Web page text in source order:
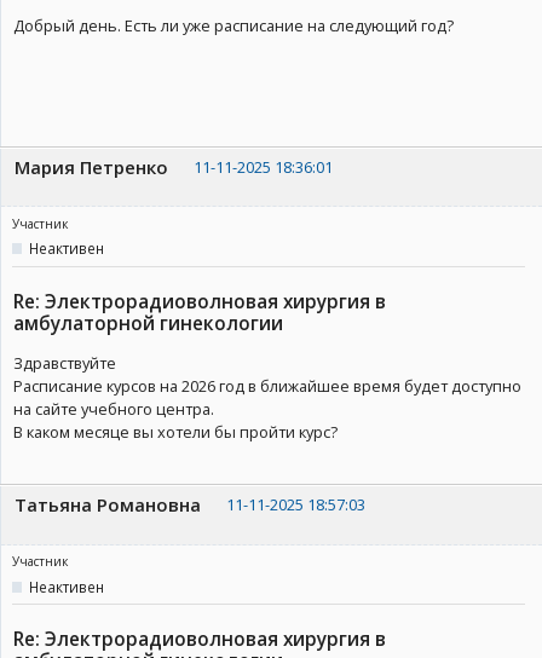
Добрый день. Есть ли уже расписание на следующий год?
Мария Петренко 11-11-2025 18:36:01
Участник
Неактивен
Re: Электрорадиоволновая хирургия в
амбулаторной гинекологии
Здравствуйте
Расписание курсов на 2026 год в ближайшее время будет доступно
на сайте учебного центра.
В каком месяце вы хотели бы пройти курс?
Татьяна Романовна 11-11-2025 18:57:03
Участник
Неактивен
Re: Электрорадиоволновая хирургия в